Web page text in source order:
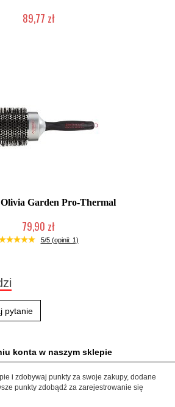
89,77 zł
Olivia Garden Pro-Thermal
79,90 zł
Produkt wycofany
5/5 (opinii: 1)
pytanie
konta w naszym sklepie
i zdobywaj punkty za swoje zakupy, dodane
punkty zdobądź za zarejestrowanie się